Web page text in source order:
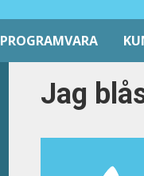
PROGRAMVARA
Jag